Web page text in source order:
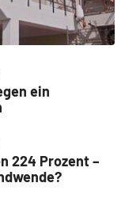
ein
224 Prozent –